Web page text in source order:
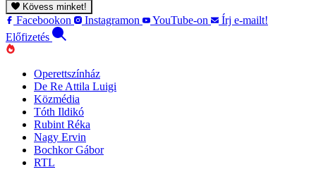
Kövess minket!
Facebookon Instagramon YouTube-on
Írj e-mailt!
Előfizetés
Operettszínház
De Re Attila Luigi
Közmédia
Tóth Ildikó
Rubint Réka
Nagy Ervin
Bochkor Gábor
RTL